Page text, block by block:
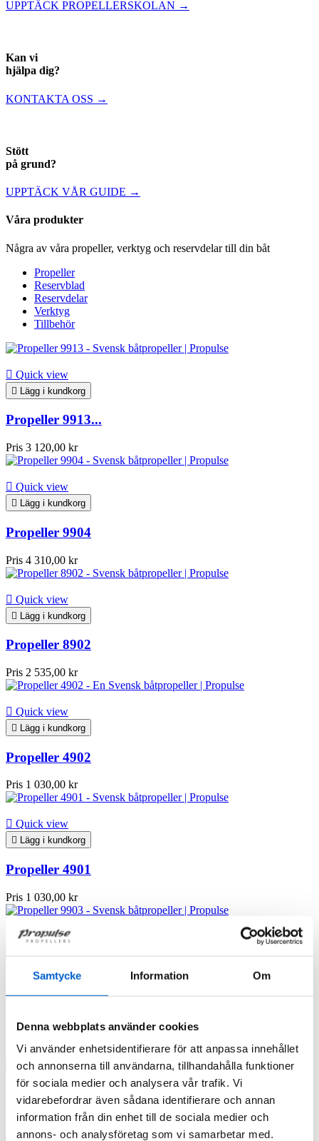
Samtycke Information Om
Denna webbplats använder cookies
Vi använder enhetsidentifierare för att anpassa innehållet
och annonserna till användarna, tillhandahålla funktioner
för sociala medier och analysera vår trafik. Vi
vidarebefordrar även sådana identifierare och annan
information från din enhet till de sociala medier och
annons- och analysföretag som vi samarbetar med.
UPPTÄCK PROPELLERSKOLAN →
Kan vi
hjälpa dig?
KONTAKTA OSS →
Stött
på grund?
UPPTÄCK VÅR GUIDE →
Våra produkter
Några av våra propeller, verktyg och reservdelar till din båt
Propeller
Reservblad
Reservdelar
Verktyg
Tillbehör
 Quick view
 Lägg i kundkorg
Propeller 9913...
Pris 3 120,00 kr
 Quick view
 Lägg i kundkorg
Propeller 9904
Pris 4 310,00 kr
 Quick view
 Lägg i kundkorg
Propeller 8902
Pris 2 535,00 kr
 Quick view
 Lägg i kundkorg
Propeller 4902
Pris 1 030,00 kr
 Quick view
 Lägg i kundkorg
Propeller 4901
Pris 1 030,00 kr
Quick view
Propeller 9903
Quick view
 Lägg i kundkorg
Propeller 6901
Pris 2 065,00 kr